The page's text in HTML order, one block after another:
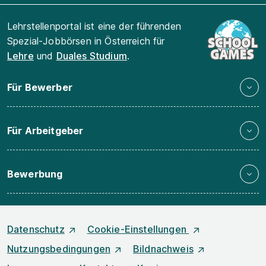
Lehrstellenportal ist eine der führenden
Spezial-Jobbörsen in Österreich für
Lehre und Duales Studium.
Für Bewerber
Für Arbeitgeber
Bewerbung
Datenschutz
Cookie-Einstellungen
Nutzungsbedingungen
Bildnachweis